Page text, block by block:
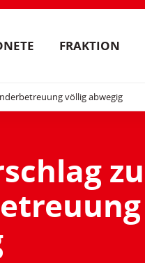
FRAKTION
völlig abwegig
zu